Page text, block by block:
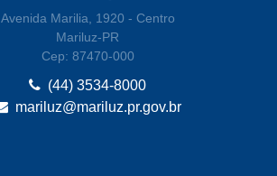
Avenida Marilia, 1920 - Centro
Mariluz-PR
Cep: 87470-000
(44) 3534-8000
mariluz@mariluz.pr.gov.br